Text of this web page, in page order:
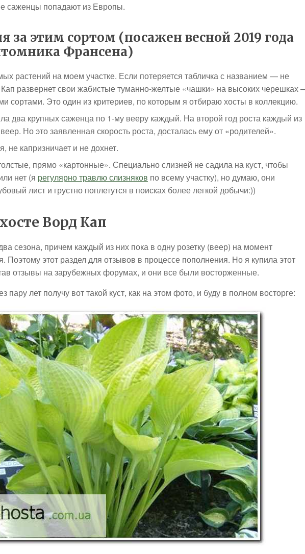
саженцы попадают из Европы.
за этим сортом (посажен весной 2019 года
Франсена)
растений на моем участке. Если потеряется табличка с названием — не
развернет свои жабистые туманно-желтые «чашки» на высоких черешках
сортами. Это один из критериев, по которым я отбираю хосты в коллекцию.
два крупных саженца по 1-му вееру каждый. На второй год роста каждый из
Но это заявленная скорость роста, досталась ему от «родителей».
не капризничает и не дохнет.
прямо «картонные». Специально слизней не садила на куст, чтобы
нет (я регулярно травлю слизняков по всему участку), но думаю, они
лист и грустно поплетутся в поисках более легкой добычи:))
Ворд Кап
сезона, причем каждый из них пока в одну розетку (веер) на момент
Поэтому этот раздел для отзывов в процессе пополнения. Но я купила этот
отзывы на зарубежных форумах, и они все были восторженные.
пару лет получу вот такой куст, как на этом фото, и буду в полном восторге: